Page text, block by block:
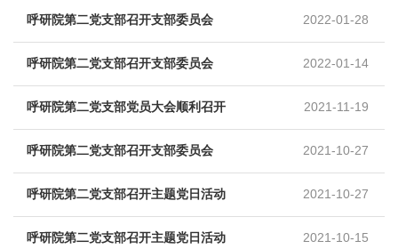
呼研院第二党支部召开支部委员会 2022-01-28
呼研院第二党支部召开支部委员会 2022-01-14
呼研院第二党支部党员大会顺利召开 2021-11-19
呼研院第二党支部召开支部委员会 2021-10-27
呼研院第二党支部召开主题党日活动 2021-10-27
呼研院第二党支部召开主题党日活动 2021-10-15